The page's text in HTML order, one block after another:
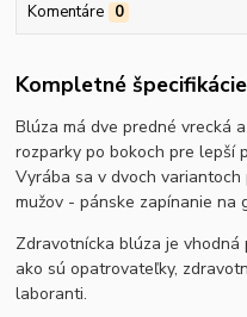
Komentáre 0
Kompletné špecifikácie
Blúza má dve predné vrecká
rozparky po bokoch pre lepší
Vyrába sa v dvoch
mužov - pánske zapínanie na
Zdravotnícka blúza je
ako sú opatrovateľky,
laboranti.